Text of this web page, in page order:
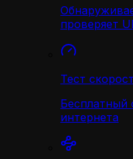
проверяет
Тест
Бесплатный
интернета